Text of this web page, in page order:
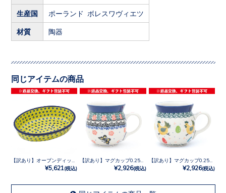
生産国 ポーランド ボレスワヴィエツ
材質 陶器
同じアイテムの商品
¥5,621 (税込) ¥2,926(税込)
【訳あり】マグカップ0.25L No.3343X
¥2,926(税込)